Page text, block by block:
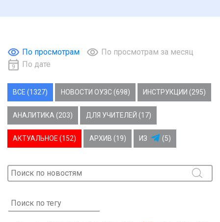
По просмотрам
По просмотрам за месяц
По дате
ВСЕ (1327) НОВОСТИ ОУЗС (698) ИНСТРУКЦИИ (295)
АНАЛИТИКА (203) ДЛЯ УЧИТЕЛЕЙ (17)
АКТУАЛЬНОЕ (152) АРХИВ (19) ИЗ (5)